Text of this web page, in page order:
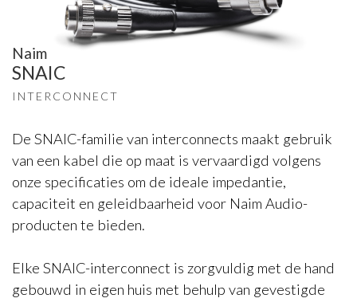
Naim
SNAIC
INTERCONNECT
De SNAIC-familie van interconnects maakt gebruik
van een kabel die op maat is vervaardigd volgens
onze specificaties om de ideale impedantie,
capaciteit en geleidbaarheid voor Naim Audio-
producten te bieden.
Elke SNAIC-interconnect is zorgvuldig met de hand
gebouwd in eigen huis met behulp van gevestigde